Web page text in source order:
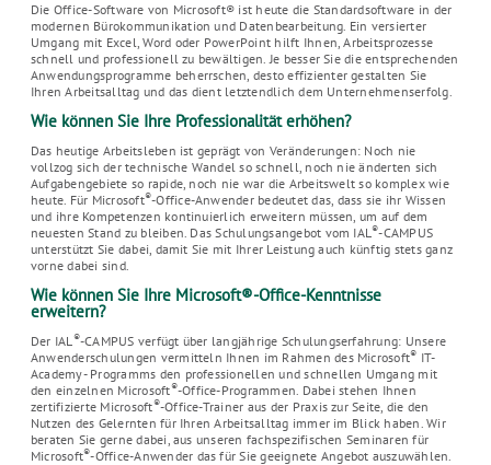
Die Office-Software von Microsoft® ist heute die Standardsoftware in der
modernen Bürokommunikation und Datenbearbeitung. Ein versierter
Umgang mit Excel, Word oder PowerPoint hilft Ihnen, Arbeitsprozesse
schnell und professionell zu bewältigen. Je besser Sie die entsprechenden
Anwendungsprogramme beherrschen, desto effizienter gestalten Sie
Ihren Arbeitsalltag und das dient letztendlich dem Unternehmenserfolg.
Wie können Sie Ihre Professionalität erhöhen?
Das heutige Arbeitsleben ist geprägt von Veränderungen: Noch nie
vollzog sich der technische Wandel so schnell, noch nie änderten sich
Aufgabengebiete so rapide, noch nie war die Arbeitswelt so komplex wie
heute. Für Microsoft®-Office-Anwender bedeutet das, dass sie ihr Wissen
und ihre Kompetenzen kontinuierlich erweitern müssen, um auf dem
neuesten Stand zu bleiben. Das Schulungsangebot vom IAL®-CAMPUS
unterstützt Sie dabei, damit Sie mit Ihrer Leistung auch künftig stets ganz
vorne dabei sind.
Wie können Sie Ihre Microsoft®-Office-Kenntnisse
erweitern?
Der IAL®-CAMPUS verfügt über langjährige Schulungserfahrung: Unsere
Anwenderschulungen vermitteln Ihnen im Rahmen des Microsoft® IT-
Academy- Programms den professionellen und schnellen Umgang mit
den einzelnen Microsoft®-Office-Programmen. Dabei stehen Ihnen
zertifizierte Microsoft®-Office-Trainer aus der Praxis zur Seite, die den
Nutzen des Gelernten für Ihren Arbeitsalltag immer im Blick haben. Wir
beraten Sie gerne dabei, aus unseren fachspezifischen Seminaren für
Microsoft®-Office-Anwender das für Sie geeignete Angebot auszuwählen.